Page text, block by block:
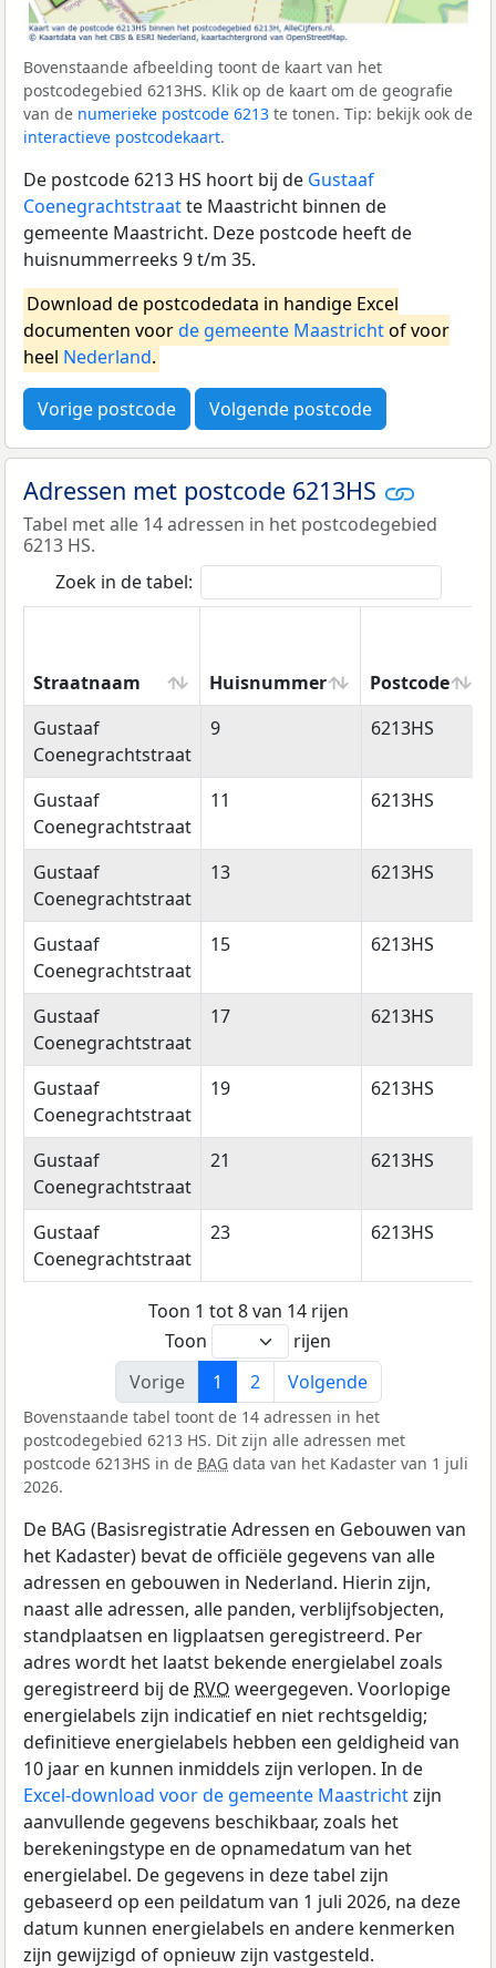
Bovenstaande afbeelding toont de kaart van het
postcodegebied 6213HS. Klik op de kaart om de geografie
van de numerieke postcode 6213 te tonen. Tip: bekijk ook de
interactieve postcodekaart.
De postcode 6213 HS hoort bij de Gustaaf
Coenegrachtstraatte Maastricht binnen de
gemeente Maastricht. Deze postcode heeft de
huisnummerreeks 9 t/m 35.
Download de postcodedata in handige Excel
documenten voorde gemeente Maastrichtof voor
heel Nederland.
Vorige postcode Volgende postcode
Adressen met postcode 6213HS
Tabel met alle 14 adressen in het postcodegebied
6213 HS.
Zoek in de tabel:
Straatnaam Huisnummer Postcode
Straatnaam
Huisnummer Postcode
Gustaaf
Coenegrachtstraat
9 6213HS
Gustaaf
Coenegrachtstraat
11 6213HS
Gustaaf
Coenegrachtstraat
13 6213HS
Gustaaf
Coenegrachtstraat
15 6213HS
Gustaaf
Coenegrachtstraat
17 6213HS
Gustaaf
Coenegrachtstraat
19 6213HS
Gustaaf
Coenegrachtstraat
21 6213HS
Gustaaf
Coenegrachtstraat
23 6213HS
Toon 1 tot 8 van 14 rijen
Toon
rijen
Vorige
1 2 Volgende
Bovenstaande tabel toont de 14 adressen in het
postcodegebied 6213 HS. Dit zijn alle adressen met
postcode 6213HS in de BAG data van het Kadaster van 1 juli
2026.
De BAG (Basisregistratie Adressen en Gebouwen van
het Kadaster) bevat de officiële gegevens van alle
adressen en gebouwen in Nederland. Hierin zijn,
naast alle adressen, alle panden, verblijfsobjecten,
standplaatsen en ligplaatsen geregistreerd. Per
adres wordt het laatst bekende energielabel zoals
geregistreerd bij de RVO weergegeven. Voorlopige
energielabels zijn indicatief en niet rechtsgeldig;
definitieve energielabels hebben een geldigheid van
10 jaar en kunnen inmiddels zijn verlopen. In de
Excel-download voor de gemeente Maastrichtzijn
aanvullende gegevens beschikbaar, zoals het
berekeningstype en de opnamedatum van het
energielabel. De gegevens in deze tabel zijn
gebaseerd op een peildatum van 1 juli 2026, na deze
datum kunnen energielabels en andere kenmerken
zijn gewijzigd of opnieuw zijn vastgesteld.